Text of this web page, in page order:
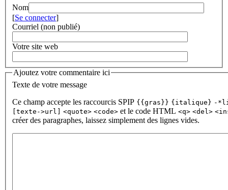
Nom
[Se connecter]
Courriel (non publié)
Votre site web
Ajoutez votre commentaire ici
Texte de votre message
Ce champ accepte les raccourcis SPIP {{gras}} {italique} -
[texte->url] <quote> <code> et le code HTML <q> <del>
créer des paragraphes, laissez simplement des lignes vides.